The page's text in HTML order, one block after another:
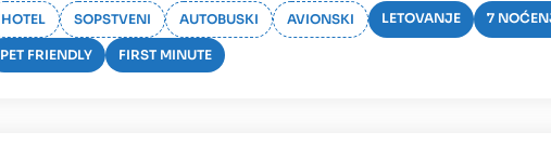
HOTEL SOPSTVENI AUTOBUSKI AVIONSKI LETOVANJE 7
PET FRIENDLY FIRST MINUTE